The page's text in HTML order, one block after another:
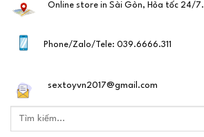
Online store in Sài Gòn, Hỏa tốc 24/7.
Phone/Zalo/Tele: 039.6666.311
sextoyvn2017@gmail.com